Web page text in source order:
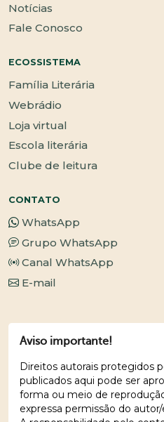
Notícias
Fale Conosco
ECOSSISTEMA
Família Literária
Webrádio
Loja virtual
Escola literária
Clube de leitura
CONTATO
WhatsApp
Grupo WhatsApp
Canal WhatsApp
E-mail
Aviso importante!
Direitos autorais protegidos
publicados aqui pode ser
forma ou meio de
expressa permissão do autor/